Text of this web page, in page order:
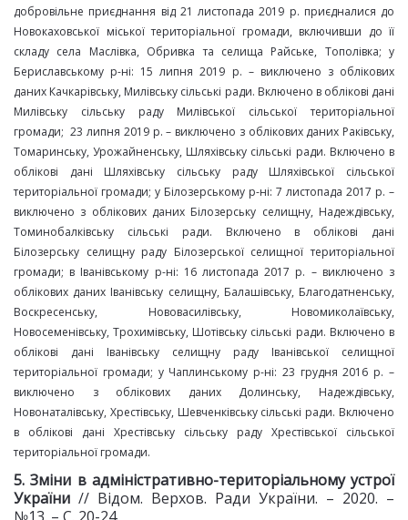
добровільне приєднання від 21 листопада 2019 р. приєдналися до
Новокаховської міської територіальної громади, включивши до її
складу села Маслівка, Обривка та селища Райське, Тополівка; у
Бериславському р-ні: 15 липня 2019 р. – виключено з облікових
даних Качкарівську, Милівську сільські ради. Включено в облікові дані
Милівську сільську раду Милівської сільської територіальної
громади; 23 липня 2019 р. – виключено з облікових даних Раківську,
Томаринську, Урожайненську, Шляхівську сільські ради. Включено в
облікові дані Шляхівську сільську раду Шляхівської сільської
територіальної громади; у Білозерському р-ні: 7 листопада 2017 р. –
виключено з облікових даних Білозерську селищну, Надеждівську,
Томинобалківську сільські ради. Включено в облікові дані
Білозерську селищну раду Білозерської селищної територіальної
громади; в Іванівському р-ні: 16 листопада 2017 р. – виключено з
облікових даних Іванівську селищну, Балашівську, Благодатненську,
Воскресенську, Нововасилівську, Новомиколаївську,
Новосеменівську, Трохимівську, Шотівську сільські ради. Включено в
облікові дані Іванівську селищну раду Іванівської селищної
територіальної громади; у Чаплинському р-ні: 23 грудня 2016 р. –
виключено з облікових даних Долинську, Надеждівську,
Новонаталівську, Хрестівську, Шевченківську сільські ради. Включено
в облікові дані Хрестівську сільську раду Хрестівської сільської
територіальної громади.
5. Зміни в адміністративно-територіальному устрої
України // Відом. Верхов. Ради України. – 2020. –